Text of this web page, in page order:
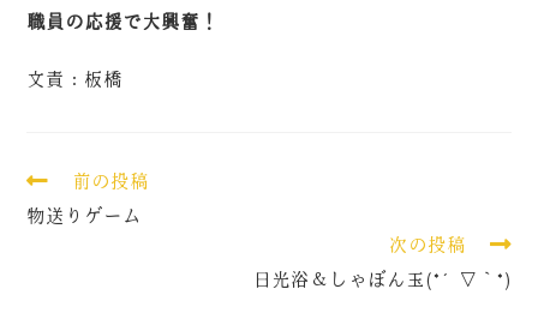
職員の応援で大興奮！
文責：板橋
前の投稿
物送りゲーム
次の投稿
日光浴＆しゃぼん玉(*´▽｀*)